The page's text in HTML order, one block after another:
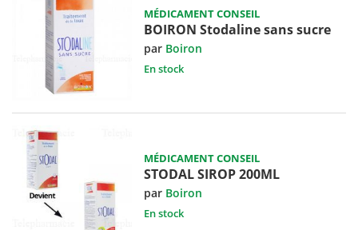
MÉDICAMENT CONSEIL
BOIRON Stodaline sans sucre
par Boiron
En stock
MÉDICAMENT CONSEIL
STODAL SIROP 200ML
par Boiron
En stock